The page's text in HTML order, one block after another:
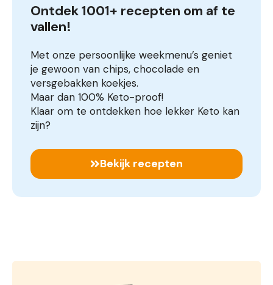
Ontdek 1001+ recepten om af te
vallen!
Met onze persoonlijke weekmenu’s geniet
je gewoon van chips, chocolade en
versgebakken koekjes.
Maar dan 100% Keto-proof!
Klaar om te ontdekken hoe lekker Keto kan
zijn?
Bekijk recepten